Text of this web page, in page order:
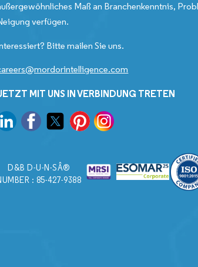
Maß an Branchenkenntnis,
verfügen.
Bitte mailen Sie uns.
MIT UNS IN VERBINDUNG TRETEN
D&B D-U-N-SÂ®
: 85-427-9388